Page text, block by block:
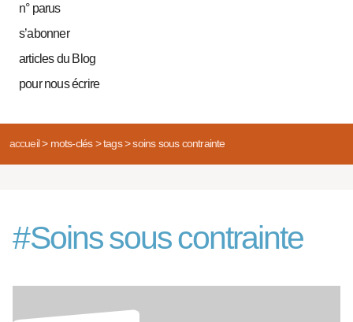
n° parus
s’abonner
articles du Blog
pour nous écrire
accueil> mots-clés> tags> soins sous contrainte
#Soins sous contrainte